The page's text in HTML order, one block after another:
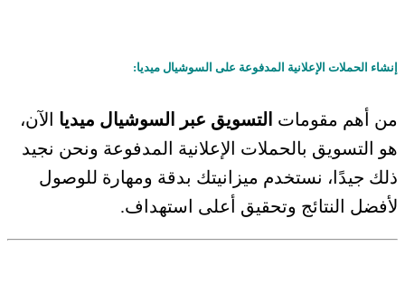
إنشاء الحملات الإعلانية المدفوعة على السوشيال ميديا:
من أهم مقومات التسويق عبر السوشيال ميديا الآن،
هو التسويق بالحملات الإعلانية المدفوعة ونحن نجيد
ذلك جيدًا، نستخدم ميزانيتك بدقة ومهارة للوصول
لأفضل النتائج وتحقيق أعلى استهداف.